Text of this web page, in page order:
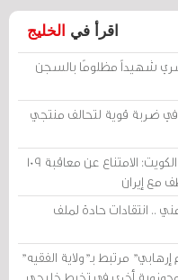
اقرأ في الخليج
شهيداً مظلومًا بالسجن
ضربة قوية لتحالف منتجي
محكمة «أمن الدولة» في الكويت: الامتناع عن معاقبة 109
.. انتقادات حادة لملف
مرتبط بـ"ولاية الفقيه"